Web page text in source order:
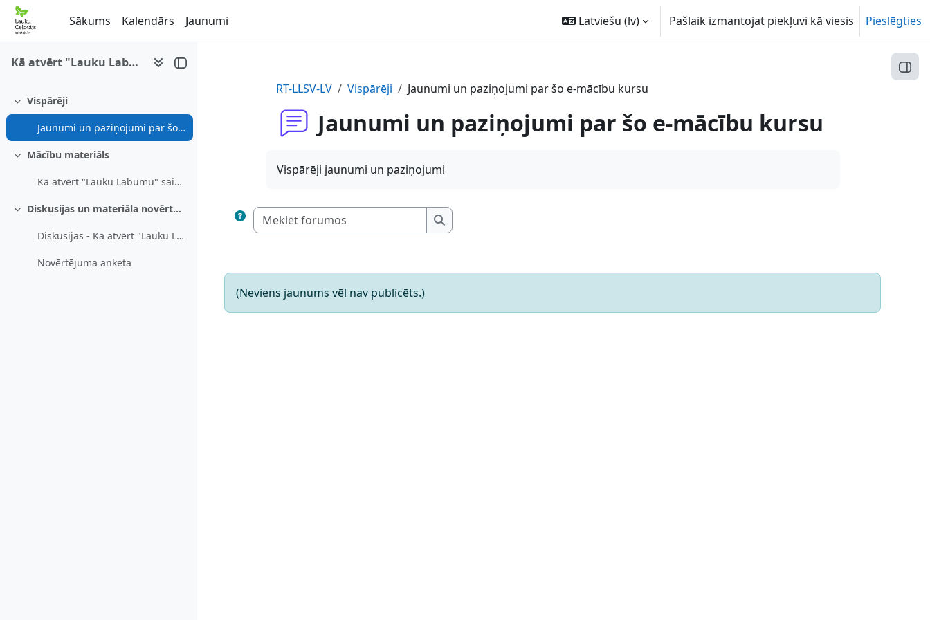
Atvērt galveno saturu
Sākums
Kalendārs Jaunumi Latviešu ‎(lv)‎ Pašlaik izmantojat piekļuvi kā viesis Pieslēgties
Kā atvērt "Lauku Labumu" saimniecību viesiem
Savērst
Vispārēji
Jaunumi un paziņojumi par šo e-mācību kursu
Savērst
Mācību materiāls
Kā atvērt "Lauku Labumu" saimniecību viesiem
Savērst Diskusijas un materiāla novērtējums
Diskusijas - Kā atvērt "Lauku Labumu" saimniecību viesiem
Novērtējuma anketa
RT-LLSV-LV
Vispārēji Jaunumi un paziņojumi par šo e-mācību kursu
Jaunumi un paziņojumi par šo e-mācību kursu
Vispārēji jaunumi un paziņojumi
Meklēt forumos
Meklēt forumos
(Neviens jaunums vēl nav publicēts.)